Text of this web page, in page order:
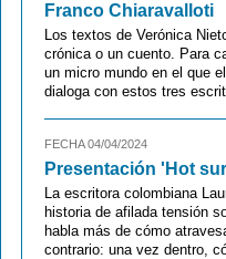
Franco Chiaravalloti
Los textos de Verónica
crónica o un cuento. Para
un micro mundo en el que
dialoga con estos tres
FECHA 04/04/2024
Presentación 'Hot
La escritora colombiana
historia de afilada tensión
habla más de cómo
contrario: una vez dentro,